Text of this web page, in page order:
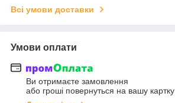
Всі умови доставки
Умови оплати
Ви отримаєте замовлення
або гроші повернуться на вашу картку